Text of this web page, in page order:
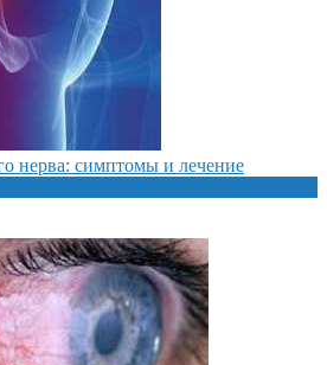
нерва: симптомы и лечение